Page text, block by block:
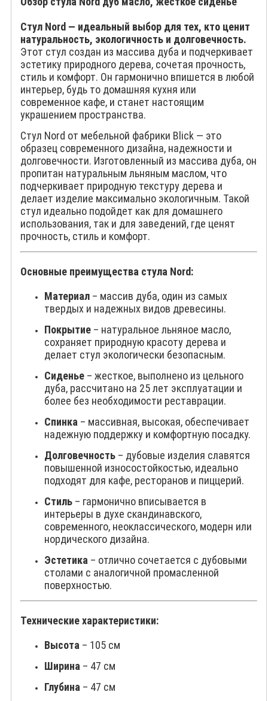
Стул Nord — идеальный выбор для тех, кто ценит
натуральность, экологичность и долговечность.
Этот стул создан из массива дуба и подчеркивает
эстетику природного дерева, сочетая прочность,
стиль и комфорт. Он гармонично впишется в любой
интерьер, будь то домашняя кухня или
современное кафе, и станет настоящим
украшением пространства.
Стул Nord от мебельной фабрики Blick — это
образец современного дизайна, надежности и
долговечности. Изготовленный из массива дуба, он
пропитан натуральным льняным маслом, что
подчеркивает природную текстуру дерева и
делает изделие максимально экологичным. Такой
стул идеально подойдет как для домашнего
использования, так и для заведений, где ценят
прочность, стиль и комфорт.
Основные преимущества стула Nord:
Материал – массив дуба, один из самых
твердых и надежных видов древесины.
Покрытие – натуральное льняное масло,
сохраняет природную красоту дерева и
делает стул экологически безопасным.
Сиденье – жесткое, выполнено из цельного
дуба, рассчитано на 25 лет эксплуатации и
более без необходимости реставрации.
Спинка – массивная, высокая, обеспечивает
надежную поддержку и комфортную посадку.
Долговечность – дубовые изделия славятся
повышенной износостойкостью, идеально
подходят для кафе, ресторанов и пиццерий.
Стиль – гармонично вписывается в
интерьеры в духе скандинавского,
современного, неоклассического, модерн или
нордического дизайна.
Эстетика – отлично сочетается с дубовыми
столами с аналогичной промасленной
поверхностью.
Технические характеристики:
Высота – 105 см
Ширина – 47 см
Глубина – 47 см